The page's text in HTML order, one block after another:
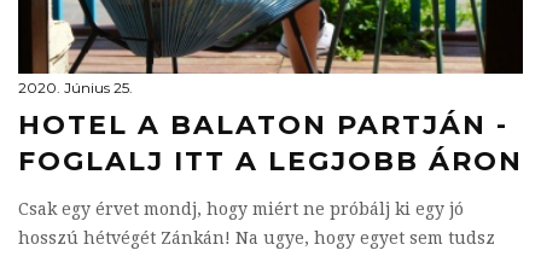
2020. Június 25.
HOTEL A BALATON PARTJÁN -
FOGLALJ ITT A LEGJOBB ÁRON
Csak egy érvet mondj, hogy miért ne próbálj ki egy jó
hosszú hétvégét Zánkán! Na ugye, hogy egyet sem tudsz